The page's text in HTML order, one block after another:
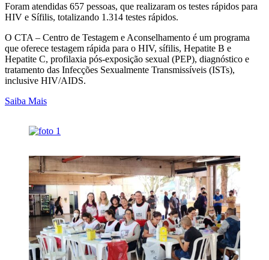
Foram atendidas 657 pessoas, que realizaram os testes rápidos para
HIV e Sífilis, totalizando 1.314 testes rápidos.
O CTA – Centro de Testagem e Aconselhamento é um programa
que oferece testagem rápida para o HIV, sífilis, Hepatite B e
Hepatite C, profilaxia pós-exposição sexual (PEP), diagnóstico e
tratamento das Infecções Sexualmente Transmissíveis (ISTs),
inclusive HIV/AIDS.
Saiba Mais